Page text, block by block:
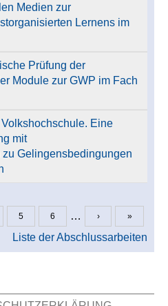
Medien zur
Lernens im
Prüfung der
Module zur GWP im Fach
Eine
mit
Gelingensbedingungen
5 6 … › »
Liste der Abschlussarbeiten